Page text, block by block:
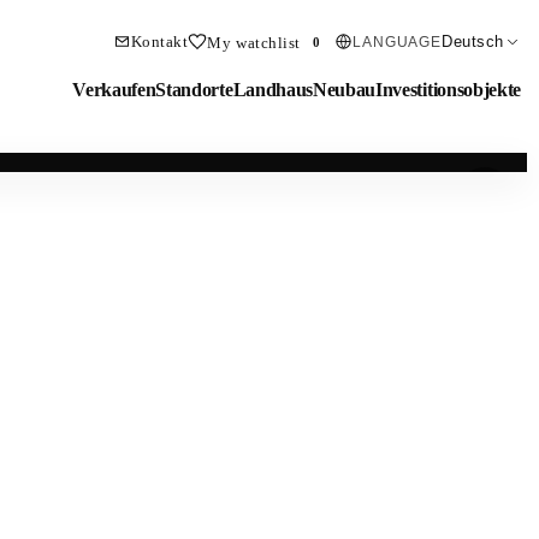
Kontakt My watchlist 0 LANGUAGE Deutsch
VerkaufenStandorteLandhausNeubauInvestitionsobjekte